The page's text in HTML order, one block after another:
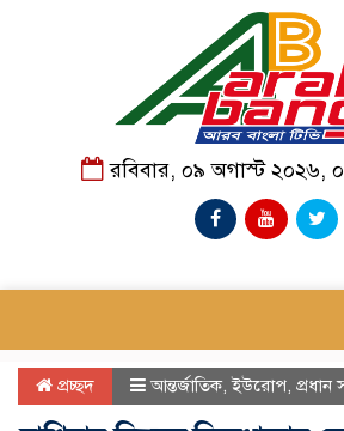
রবিবার, ০৯ অগাস্ট ২০২৬,
প্রচ্ছদ আন্তর্জাতিক,ইউরোপ, প্রধান